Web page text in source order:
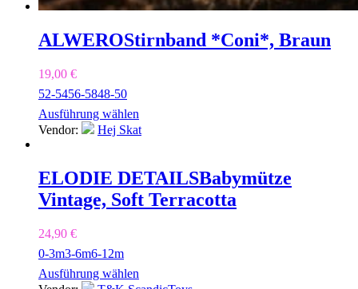
ALWEROStirnband *Coni*, Braun
19,00 €
52-5456-5848-50
Ausführung wählen
Vendor:
Hej Skat
ELODIE DETAILSBabymütze
Vintage, Soft Terracotta
24,90 €
0-3m3-6m6-12m
Ausführung wählen